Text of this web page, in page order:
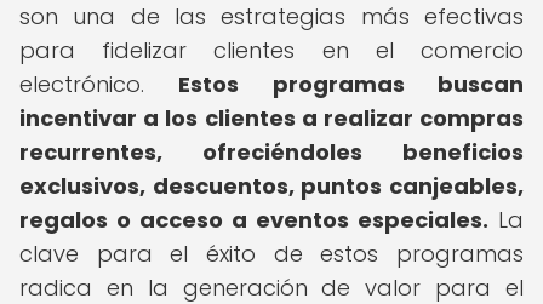
son una de las estrategias más efectivas
para fidelizar clientes en el comercio
electrónico. Estos programas buscan
incentivar a los clientes a realizar compras
recurrentes, ofreciéndoles beneficios
exclusivos, descuentos, puntos canjeables,
regalos o acceso a eventos especiales. La
clave para el éxito de estos programas
radica en la generación de valor para el